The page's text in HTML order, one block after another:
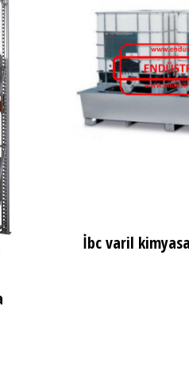
İbc varil